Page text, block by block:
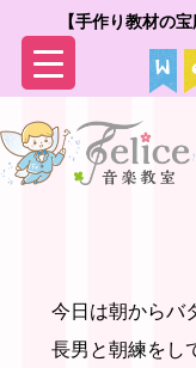
【手作り教材の
今日は朝からバ
長男と朝練をし
▼